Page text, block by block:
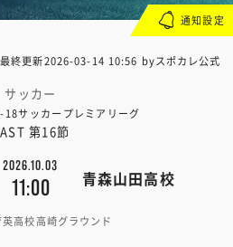
最終更新2026-03-14 10:56 byスポカレ公式
サッカー
サッカープレミアリーグ
第16節
2026.10.03
11:00 青森山田高校
高校高崎グラウンド
通知設定